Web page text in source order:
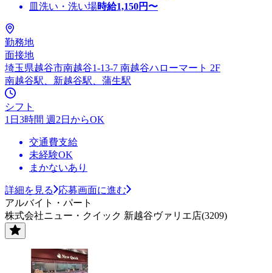
皿洗い・洗い場時給1,150円〜
勤務地
面接地
埼玉県越谷市南越谷1-13-7 南越谷ハローマート 2F
南越谷駅、新越谷駅、蒲生駅
シフト
1日3時間 週2日からOK
交通費支給
未経験OK
まかないあり
詳細を見る
応募画面に進む
アルバイト・パート
株式会社ニュー・クイック 新越谷ヴァリエ店(3209)